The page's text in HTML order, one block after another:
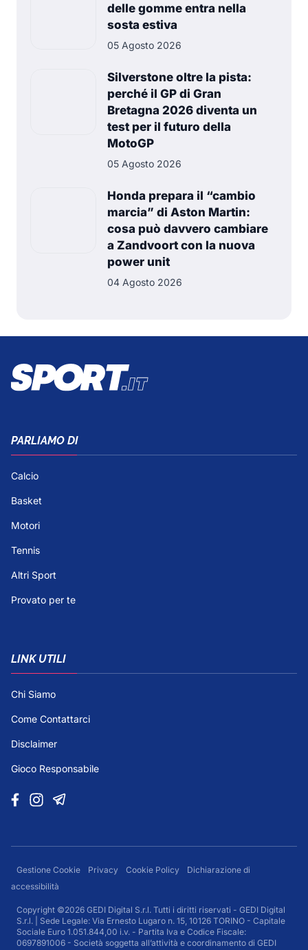
delle gomme entra nella
sosta estiva
05 Agosto 2026
Silverstone oltre la pista:
perché il GP di Gran
Bretagna 2026 diventa un
test per il futuro della
MotoGP
05 Agosto 2026
Honda prepara il “cambio
marcia” di Aston Martin:
cosa può davvero cambiare
a Zandvoort con la nuova
power unit
04 Agosto 2026
PARLIAMO DI
Calcio
Basket
Motori
Tennis
Altri Sport
Provato per te
LINK UTILI
Chi Siamo
Come Contattarci
Disclaimer
Gioco Responsabile
Gestione Cookie Privacy Cookie Policy
Dichiarazione di
accessibilità
Copyright ©2026 GEDI Digital S.r.l. Tutti i diritti riservati - GEDI Digital
S.r.l. | Sede Legale: Via Ernesto Lugaro n. 15, 10126 TORINO - Capitale
Sociale Euro 1.051.844,00 i.v. - Partita Iva e Codice Fiscale:
0697891006 - Società soggetta all’attività e coordinamento di GEDI